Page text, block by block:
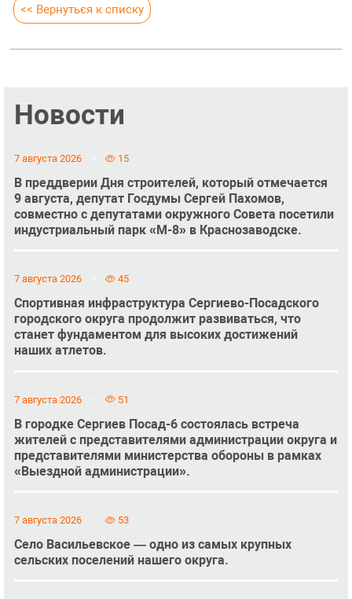
<< Вернуться к списку
Новости
7 августа 2026 15
В преддверии Дня строителей, который отмечается
9 августа, депутат Госдумы Сергей Пахомов,
совместно с депутатами окружного Совета посетили
индустриальный парк «М-8» в Краснозаводске.
7 августа 2026 45
Спортивная инфраструктура Сергиево-Посадского
городского округа продолжит развиваться, что
станет фундаментом для высоких достижений
наших атлетов.
7 августа 2026 51
В городке Сергиев Посад-6 состоялась встреча
жителей с представителями администрации округа и
представителями министерства обороны в рамках
«Выездной администрации».
7 августа 2026 53
Село Васильевское — одно из самых крупных
сельских поселений нашего округа.